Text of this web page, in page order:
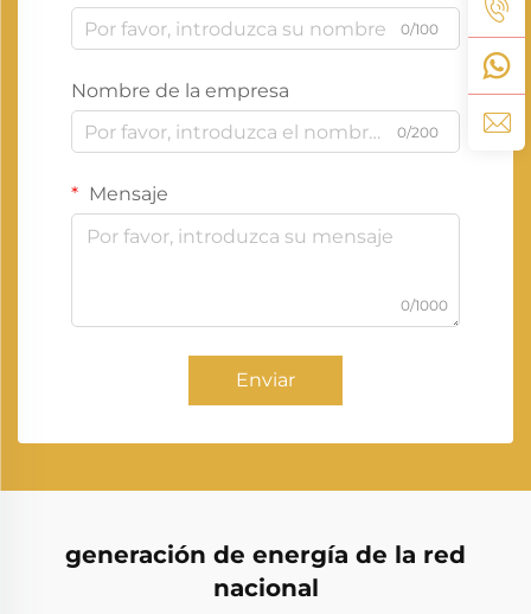
0/100
Nombre de la empresa
0/200
Mensaje
0/1000
Enviar
generación de energía de la red
nacional